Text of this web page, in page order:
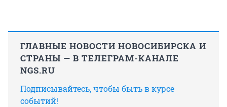
ГЛАВНЫЕ НОВОСТИ НОВОСИБИРСКА И
СТРАНЫ — В ТЕЛЕГРАМ-КАНАЛЕ
NGS.RU
Подписывайтесь, чтобы быть в курсе
событий!